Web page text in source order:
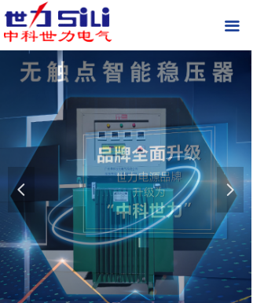
넳 넲
끀
首页
关于我们
现场实拍
产品中心
新闻中心
联系我们